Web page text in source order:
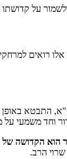
על
רואים
התבטא
וחד משמעי על
הוא הקדושה של
הרב.